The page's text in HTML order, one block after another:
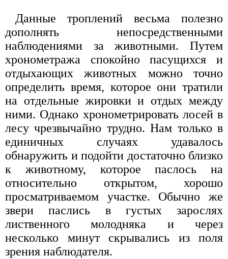
Данные троплений весьма полезно
дополнять непосредственными
наблюдениями за животными. Путем
хронометража спокойно пасущихся и
отдыхающих животных можно точно
определить время, которое они тратили
на отдельные жировки и отдых между
ними. Однако хронометрировать лосей в
лесу чрезвычайно трудно. Нам только в
единичных случаях удавалось
обнаружить и подойти достаточно близко
к животному, которое паслось на
относительно открытом, хорошо
просматриваемом участке. Обычно же
звери паслись в густых зарослях
лиственного молодняка и через
несколько минут скрывались из поля
зрения наблюдателя.